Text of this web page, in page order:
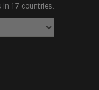
in 17 countries.